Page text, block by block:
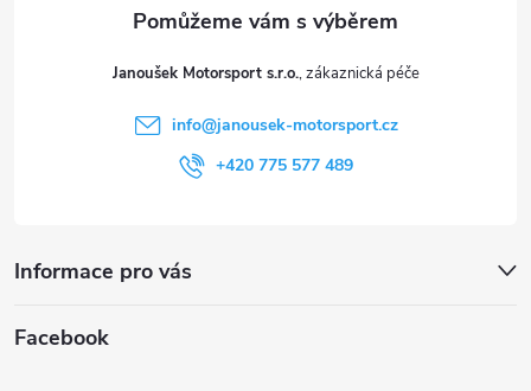
Janoušek Motorsport s.r.o.
info@janousek-motorsport.cz
+420 775 577 489
Informace pro vás
Facebook